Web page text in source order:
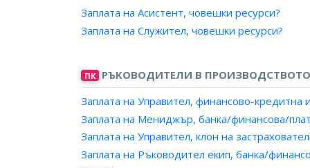
Заплата на Специалист, качество?
Заплата на Специалист, технически контрол?
Заплата на Специалист, игри и тиражи?
Заплата на Специалист, банка/финансова/
Заплата на Отговорен магистър-фармацевт,
Заплата на Асистент, човешки ресурси?
Заплата на Служител, човешки ресурси?
ПК РЪКОВОДИТЕЛИ В
Заплата на Управител, финансово-кредитна
Заплата на Мениджър, банка/финансова/
Заплата на Управител, клон на
Заплата на Ръководител екип, банка/